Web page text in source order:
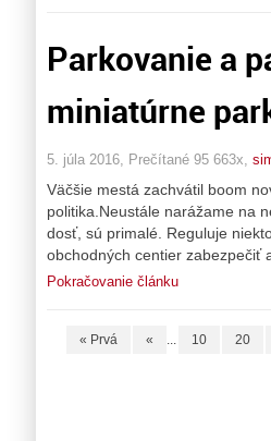
Parkovanie a
miniatúrne
5. júla 2016, Prečítané 95 663x,
Väčšie mestá zachvátil boom
politika.Neustále narážame na
dosť, sú primalé. Reguluje
obchodných centier zabezpečiť
Pokračovanie článku
« Prvá « ... 10 20